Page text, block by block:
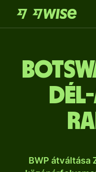
BWP átváltása